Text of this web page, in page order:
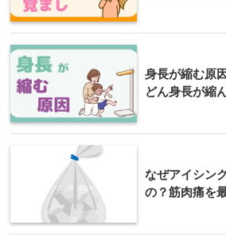
身長が縮む原
どん身長が縮
なぜアイシン
の？筋肉痛を